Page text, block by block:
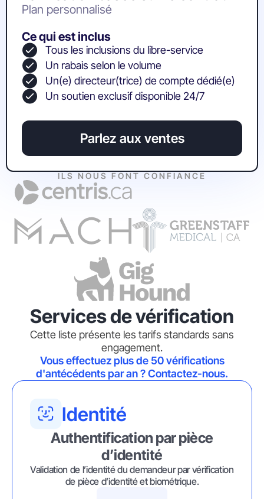
Plan personnalisé
Ce qui est inclus
Tous les inclusions du libre-service
Un rabais selon le volume
Un(e) directeur(trice) de compte dédié(e)
Un soutien exclusif disponible 24/7
Parlez aux ventes
ILS NOUS FONT CONFIANCE
Services de vérification
Cette liste présente les tarifs standards sans
engagement.
Vous effectuez plus de 50 vérifications
d'antécédents par an ? Contactez-nous.
Identité
Authentification par pièce
d’identité
Validation de l’identité du demandeur par vérification
de pièce d’identité et biométrique.